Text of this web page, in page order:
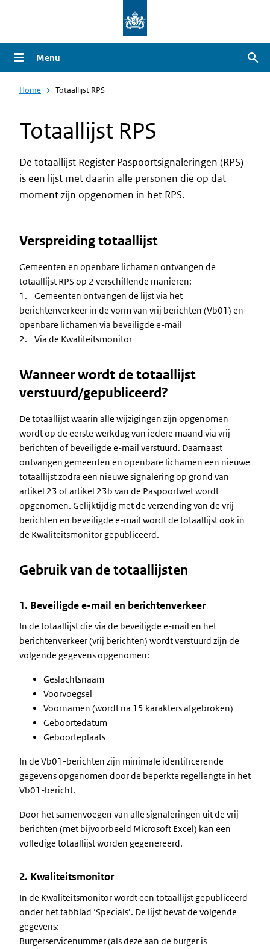
naar
de
gaan
Menu
Home Totaallijst RPS
Totaallijst RPS
De totaallijst Register Paspoortsignaleringen (RPS)
is een lijst met daarin alle personen die op dat
moment zijn opgenomen in het RPS.
Verspreiding totaallijst
Gemeenten en openbare lichamen ontvangen de
totaallijst RPS op 2 verschillende manieren:
1. Gemeenten ontvangen de lijst via het
berichtenverkeer in de vorm van vrij berichten (Vb01) en
openbare lichamen via beveiligde e-mail
2. Via de Kwaliteitsmonitor
Wanneer wordt de totaallijst
verstuurd/gepubliceerd?
De totaallijst waarin alle wijzigingen zijn opgenomen
wordt op de eerste werkdag van iedere maand via vrij
berichten of beveiligde e-mail verstuurd. Daarnaast
ontvangen gemeenten en openbare lichamen een nieuwe
totaallijst zodra een nieuwe signalering op grond van
artikel 23 of artikel 23b van de Paspoortwet wordt
opgenomen. Gelijktijdig met de verzending van de vrij
berichten en beveiligde e-mail wordt de totaallijst ook in
de Kwaliteitsmonitor gepubliceerd.
Gebruik van de totaallijsten
1. Beveiligde e-mail en berichtenverkeer
In de totaallijst die via de beveiligde e-mail en het
berichtenverkeer (vrij berichten) wordt verstuurd zijn de
volgende gegevens opgenomen:
Geslachtsnaam
Voorvoegsel
Voornamen (wordt na 15 karakters afgebroken)
Geboortedatum
Geboorteplaats
In de Vb01-berichten zijn minimale identificerende
gegevens opgenomen door de beperkte regellengte in het
Vb01-bericht.
Door het samenvoegen van alle signaleringen uit de vrij
berichten (met bijvoorbeeld Microsoft Excel) kan een
volledige totaallijst worden gegenereerd.
2. Kwaliteitsmonitor
In de Kwaliteitsmonitor wordt een totaallijst gepubliceerd
onder het tabblad ‘Specials’. De lijst bevat de volgende
gegevens:
Burgerservicenummer (als deze aan de burger is